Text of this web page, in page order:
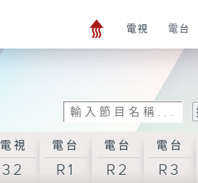
電視 電台
電視
32
電台
R1
電台
R2
電台
R3